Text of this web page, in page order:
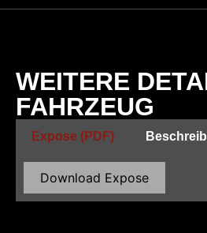
WEITERE
FAHRZEUG
Expose (PDF)
Download Expose